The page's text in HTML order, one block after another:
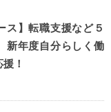
ス】転職支援など５
新年度自分らしく働
！